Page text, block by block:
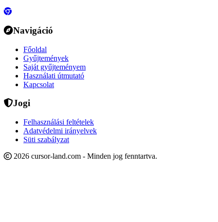
Navigáció
Főoldal
Gyűjtemények
Saját gyűjteményem
Használati útmutató
Kapcsolat
Jogi
Felhasználási feltételek
Adatvédelmi irányelvek
Süti szabályzat
2026 cursor-land.com - Minden jog fenntartva.